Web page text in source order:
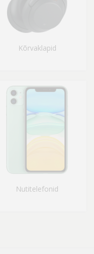
Kõrvaklapid
Nutitelefonid